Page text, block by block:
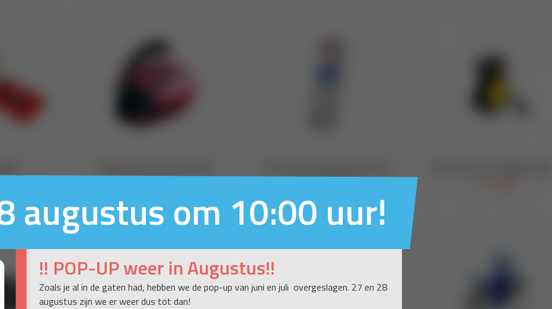
augustus om 10:00 uur!
!! POP-UP weer in Augustus!!
Zoals je al in de gaten had, hebben we de pop-up van juni en juli overgeslagen. 27 en 28
augustus zijn we er weer dus tot dan!